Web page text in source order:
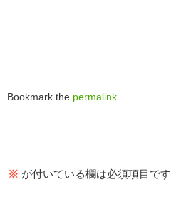
. Bookmark the permalink
※ が付いている欄は必須項目です